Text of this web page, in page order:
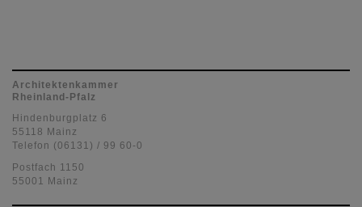
Architektenkammer
Rheinland-Pfalz
Hindenburgplatz 6
55118 Mainz
Telefon (06131) / 99 60-0
Postfach 1150
55001 Mainz